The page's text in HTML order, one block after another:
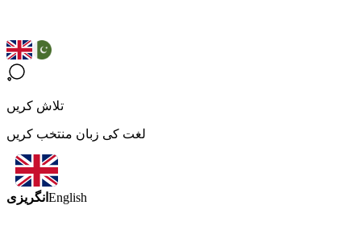
تلاش کریں
لغت کی زبان منتخب کریں
انگریزی English